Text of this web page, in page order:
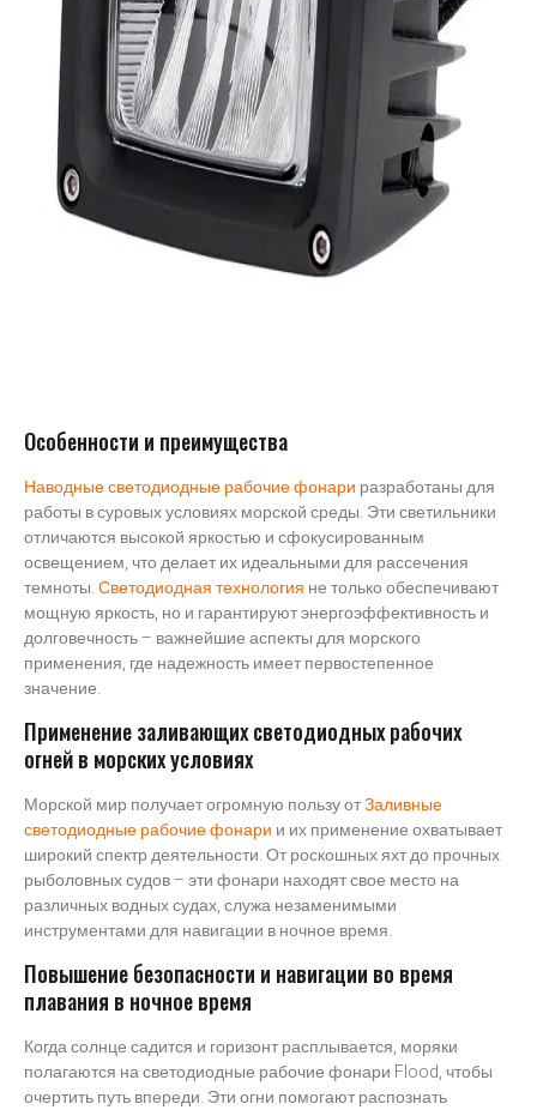
Особенности и преимущества
Наводные светодиодные рабочие фонари разработаны для
работы в суровых условиях морской среды. Эти светильники
отличаются высокой яркостью и сфокусированным
освещением, что делает их идеальными для рассечения
темноты.Светодиодная технология не только обеспечивают
мощную яркость, но и гарантируют энергоэффективность и
долговечность – важнейшие аспекты для морского
применения, где надежность имеет первостепенное
значение.
Применение заливающих светодиодных рабочих
огней в морских условиях
Морской мир получает огромную пользу отЗаливные
светодиодные рабочие фонари и их применение охватывает
широкий спектр деятельности. От роскошных яхт до прочных
рыболовных судов – эти фонари находят свое место на
различных водных судах, служа незаменимыми
инструментами для навигации в ночное время.
Повышение безопасности и навигации во время
плавания в ночное время
Когда солнце садится и горизонт расплывается, моряки
полагаются на светодиодные рабочие фонари Flood, чтобы
очертить путь впереди. Эти огни помогают распознать